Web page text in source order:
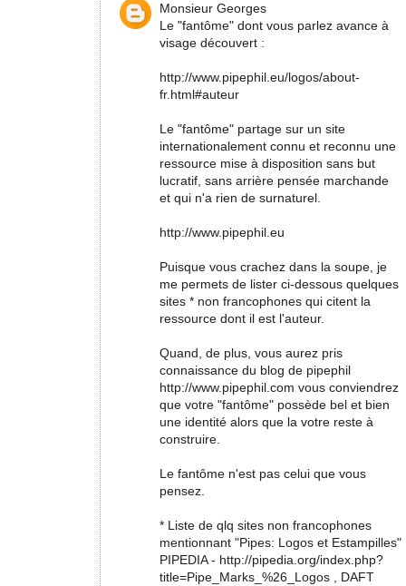
Monsieur Georges
Le "fantôme" dont vous parlez avance à
visage découvert :
http://www.pipephil.eu/logos/about-
fr.html#auteur
Le "fantôme" partage sur un site
internationalement connu et reconnu une
ressource mise à disposition sans but
lucratif, sans arrière pensée marchande
et qui n'a rien de surnaturel.
http://www.pipephil.eu
Puisque vous crachez dans la soupe, je
me permets de lister ci-dessous quelques
sites * non francophones qui citent la
ressource dont il est l'auteur.
Quand, de plus, vous aurez pris
connaissance du blog de pipephil
http://www.pipephil.com vous conviendrez
que votre "fantôme" possède bel et bien
une identité alors que la votre reste à
construire.
Le fantôme n'est pas celui que vous
pensez.
* Liste de qlq sites non francophones
mentionnant "Pipes: Logos et Estampilles"
PIPEDIA - http://pipedia.org/index.php?
title=Pipe_Marks_%26_Logos , DAFT